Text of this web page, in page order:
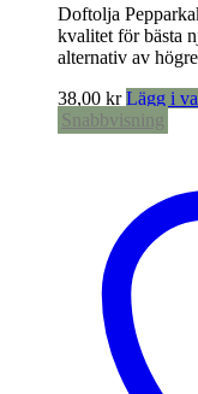
Doftolja
kvalitet för bästa
alternativ av
38,00 kr Lägg i
Snabbvisning